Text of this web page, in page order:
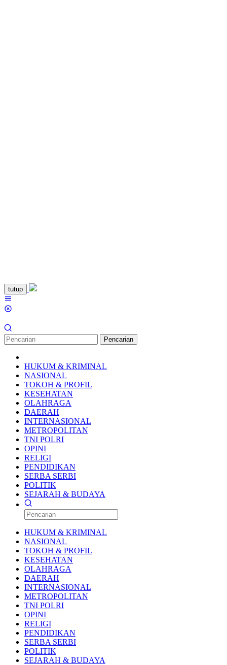
Loncat
ke
konten
tutup
Pencarian
HUKUM & KRIMINAL
NASIONAL
TOKOH & PROFIL
KESEHATAN
OLAHRAGA
DAERAH
INTERNASIONAL
METROPOLITAN
TNI POLRI
OPINI
RELIGI
PENDIDIKAN
SERBA SERBI
POLITIK
SEJARAH & BUDAYA
HUKUM & KRIMINAL
NASIONAL
TOKOH & PROFIL
KESEHATAN
OLAHRAGA
DAERAH
INTERNASIONAL
METROPOLITAN
TNI POLRI
OPINI
RELIGI
PENDIDIKAN
SERBA SERBI
POLITIK
SEJARAH & BUDAYA